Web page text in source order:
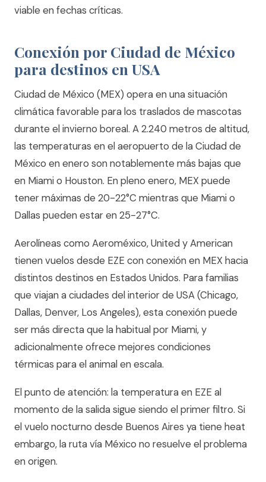
viable en fechas críticas.
Conexión por Ciudad de México
para destinos en USA
Ciudad de México (MEX) opera en una situación
climática favorable para los traslados de mascotas
durante el invierno boreal. A 2.240 metros de altitud,
las temperaturas en el aeropuerto de la Ciudad de
México en enero son notablemente más bajas que
en Miami o Houston. En pleno enero, MEX puede
tener máximas de 20-22°C mientras que Miami o
Dallas pueden estar en 25-27°C.
Aerolíneas como Aeroméxico, United y American
tienen vuelos desde EZE con conexión en MEX hacia
distintos destinos en Estados Unidos. Para familias
que viajan a ciudades del interior de USA (Chicago,
Dallas, Denver, Los Angeles), esta conexión puede
ser más directa que la habitual por Miami, y
adicionalmente ofrece mejores condiciones
térmicas para el animal en escala.
El punto de atención: la temperatura en EZE al
momento de la salida sigue siendo el primer filtro. Si
el vuelo nocturno desde Buenos Aires ya tiene heat
embargo, la ruta vía México no resuelve el problema
en origen.